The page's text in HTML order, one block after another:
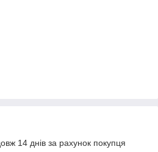
14 днів за рахунок покупця